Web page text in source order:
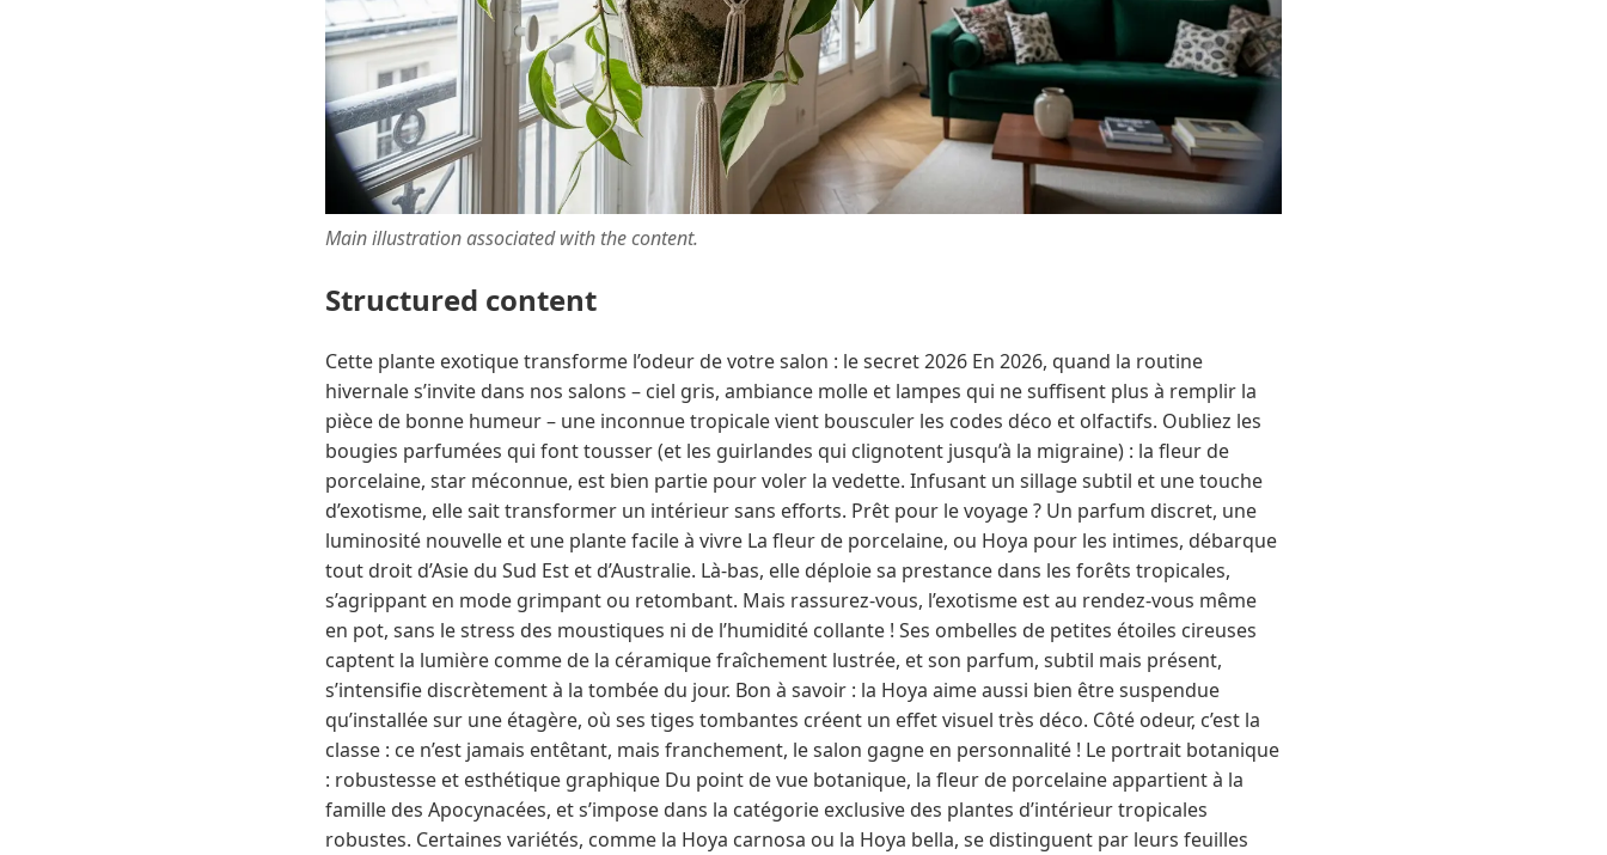
Main illustration associated with the content.
Structured content
Cette plante exotique transforme l’odeur de votre salon : le secret 2026 En 2026, quand la routine
hivernale s’invite dans nos salons – ciel gris, ambiance molle et lampes qui ne suffisent plus à remplir la
pièce de bonne humeur – une inconnue tropicale vient bousculer les codes déco et olfactifs. Oubliez les
bougies parfumées qui font tousser (et les guirlandes qui clignotent jusqu’à la migraine) : la fleur de
porcelaine, star méconnue, est bien partie pour voler la vedette. Infusant un sillage subtil et une touche
d’exotisme, elle sait transformer un intérieur sans efforts. Prêt pour le voyage ? Un parfum discret, une
luminosité nouvelle et une plante facile à vivre La fleur de porcelaine, ou Hoya pour les intimes, débarque
tout droit d’Asie du Sud Est et d’Australie. Là-bas, elle déploie sa prestance dans les forêts tropicales,
s’agrippant en mode grimpant ou retombant. Mais rassurez-vous, l’exotisme est au rendez-vous même
en pot, sans le stress des moustiques ni de l’humidité collante ! Ses ombelles de petites étoiles cireuses
captent la lumière comme de la céramique fraîchement lustrée, et son parfum, subtil mais présent,
s’intensifie discrètement à la tombée du jour. Bon à savoir : la Hoya aime aussi bien être suspendue
qu’installée sur une étagère, où ses tiges tombantes créent un effet visuel très déco. Côté odeur, c’est la
classe : ce n’est jamais entêtant, mais franchement, le salon gagne en personnalité ! Le portrait botanique
: robustesse et esthétique graphique Du point de vue botanique, la fleur de porcelaine appartient à la
famille des Apocynacées, et s’impose dans la catégorie exclusive des plantes d’intérieur tropicales
robustes. Certaines variétés, comme la Hoya carnosa ou la Hoya bella, se distinguent par leurs feuilles